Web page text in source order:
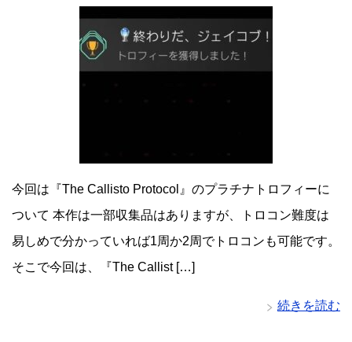
今回は『The Callisto Protocol』のプラチナトロフィーに
ついて 本作は一部収集品はありますが、トロコン難度は
易しめで分かっていれば1周か2周でトロコンも可能です。
そこで今回は、『The Callist […]
続きを読む